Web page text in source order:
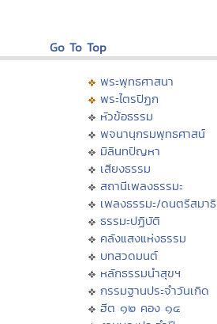
Go To Top
พระพุทธศาสนา
พระไตรปิฏก
หัวข้อธรรม
พจนานุกรมพุทธศาสน์
มิลินทปัญหา
เสียงธรรม
สถานีเพลงธรรมะ
เพลงธรรมะ/ดนตรีสมาธิ
ธรรมะปฏิบัติ
คลังแสงแห่งธรรม
บทสวดมนต์
หลักธรรมนำสุขฯ
กรรมฐานประจำวันเกิด
ฮีต ๑๒ คอง ๑๔